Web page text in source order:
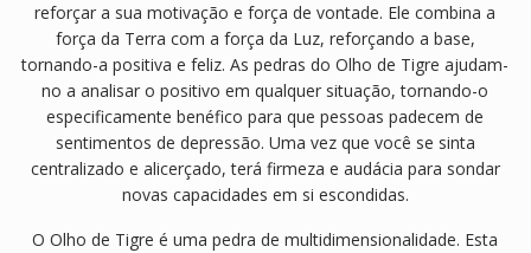
reforçar a sua motivação e força de vontade. Ele combina a
força da Terra com a força da Luz, reforçando a base,
tornando-a positiva e feliz. As pedras do Olho de Tigre ajudam-
no a analisar o positivo em qualquer situação, tornando-o
especificamente benéfico para que pessoas padecem de
sentimentos de depressão. Uma vez que você se sinta
centralizado e alicerçado, terá firmeza e audácia para sondar
novas capacidades em si escondidas.
O Olho de Tigre é uma pedra de multidimensionalidade. Esta